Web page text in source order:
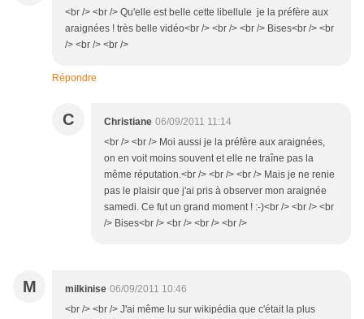
<br /> <br /> Qu'elle est belle cette libellule je la préfère aux
araignées ! très belle vidéo<br /> <br /> <br /> Bises<br /> <br
/> <br /> <br />
Répondre
C Christiane 06/09/2011 11:14
<br /> <br /> Moi aussi je la préfère aux araignées,
on en voit moins souvent et elle ne traîne pas la
même réputation.<br /> <br /> <br /> Mais je ne renie
pas le plaisir que j'ai pris à observer mon araignée
samedi. Ce fut un grand moment ! :-)<br /> <br /> <br
/> Bises<br /> <br /> <br /> <br />
M milkinise 06/09/2011 10:46
<br /> <br /> J'ai même lu sur wikipédia que c'était la plus